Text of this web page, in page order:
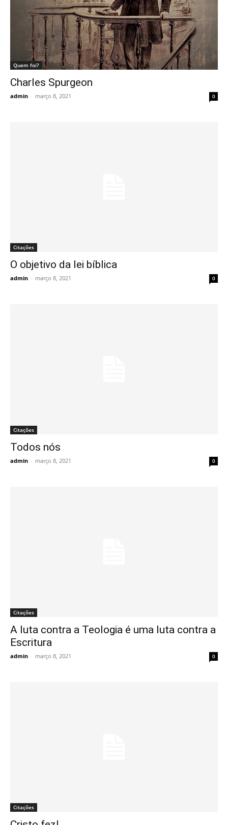
Quem foi?
Charles Spurgeon
admin - março 8, 2021 0
Citações
O objetivo da lei bíblica
admin - março 8, 2021 0
Citações
Todos nós
admin - março 8, 2021 0
Citações
A luta contra a Teologia é uma luta contra a
Escritura
admin - março 8, 2021 0
Citações